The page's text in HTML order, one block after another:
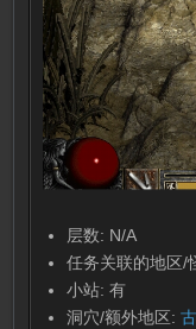
层数: N/A
任务关联的地区/
小站: 有
洞穴/额外地区: